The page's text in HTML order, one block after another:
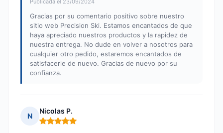
Publicada el 23/09/2024
Gracias por su comentario positivo sobre nuestro
sitio web Precision Ski. Estamos encantados de que
haya apreciado nuestros productos y la rapidez de
nuestra entrega. No dude en volver a nosotros para
cualquier otro pedido, estaremos encantados de
satisfacerle de nuevo. Gracias de nuevo por su
confianza.
N
Nicolas P.
Nota: 5 de 5